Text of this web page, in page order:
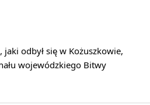
odbył się w Kożuszkowie,
wojewódzkiego Bitwy